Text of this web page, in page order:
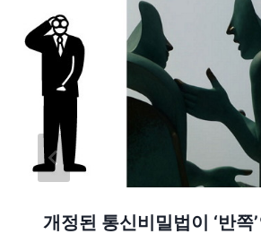
개정된 통신비밀법이 ‘반쪽